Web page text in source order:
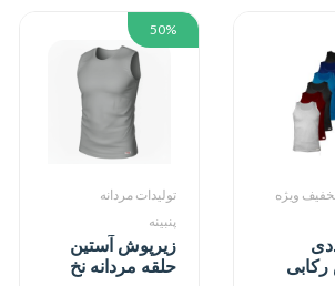
ویژه
50%
تولیدات مردانه
پنبینه
زیرپوش آستین
حلقه مردانه نخ